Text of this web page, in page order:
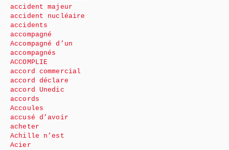
accident majeur
accident nucléaire
accidents
accompagné
Accompagné d’un
accompagnés
ACCOMPLIE
accord commercial
accord déclare
accord Unedic
accords
Accoules
accusé d’avoir
acheter
Achille n’est
Acier